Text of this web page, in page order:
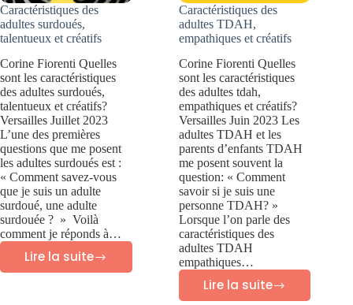
Caractéristiques des
adultes surdoués,
talentueux et créatifs
Corine Fiorenti Quelles
sont les caractéristiques
des adultes surdoués,
talentueux et créatifs?
Versailles Juillet 2023
L’une des premières
questions que me posent
les adultes surdoués est :
« Comment savez-vous
que je suis un adulte
surdoué, une adulte
surdouée ? » Voilà
comment je réponds à…
Lire la suite
Caractéristiques
Caractéristiques des
adultes TDAH,
empathiques et créatifs
Corine Fiorenti Quelles
sont les caractéristiques
des adultes tdah,
empathiques et créatifs?
Versailles Juin 2023 Les
adultes TDAH et les
parents d’enfants TDAH
me posent souvent la
question: « Comment
savoir si je suis une
personne TDAH? »
Lorsque l’on parle des
caractéristiques des
adultes TDAH
empathiques…
Lire la suite
Caractéristiques